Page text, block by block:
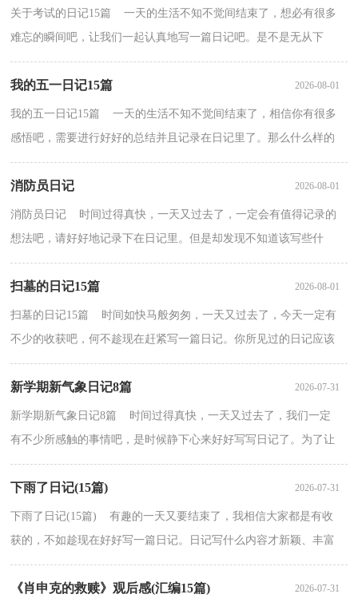
关于考试的日记15篇 一天的生活不知不觉间结束了，想必有很多
难忘的瞬间吧，让我们一起认真地写一篇日记吧。是不是无从下
笔、没有头绪？以下是小编为大家整理的关于考试的日记...
我的五一日记15篇 2026-08-01
我的五一日记15篇 一天的生活不知不觉间结束了，相信你有很多
感悟吧，需要进行好好的总结并且记录在日记里了。那么什么样的
日记才合适呢？下面是小编收集整理的我的五一日记，欢...
消防员日记 2026-08-01
消防员日记 时间过得真快，一天又过去了，一定会有值得记录的
想法吧，请好好地记录下在日记里。但是却发现不知道该写些什
么，下面是小编精心整理的消防员日记，欢迎大家分享。消防...
扫墓的日记15篇 2026-08-01
扫墓的日记15篇 时间如快马般匆匆，一天又过去了，今天一定有
不少的收获吧，何不趁现在赶紧写一篇日记。你所见过的日记应该
是什么样的？下面是小编为大家整理的扫墓的日记，仅供参...
新学期新气象日记8篇 2026-07-31
新学期新气象日记8篇 时间过得真快，一天又过去了，我们一定
有不少所感触的事情吧，是时候静下心来好好写写日记了。为了让
您不再为写日记头疼，下面是小编为大家收集的新学期新...
下雨了日记(15篇) 2026-07-31
下雨了日记(15篇) 有趣的一天又要结束了，我相信大家都是有收
获的，不如趁现在好好写一篇日记。日记写什么内容才新颖、丰富
呢？以下是小编为大家收集的下雨了日记，欢迎阅读，希望...
《肖申克的救赎》观后感(汇编15篇) 2026-07-31